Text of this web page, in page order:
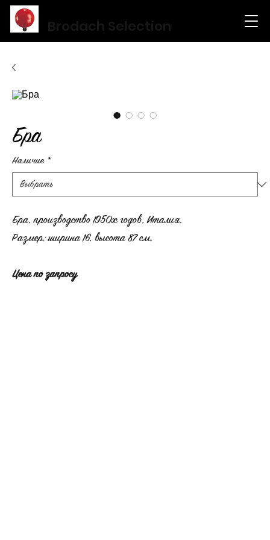
Brodach Selection
Бра
Наличие *
Бра, производство 1950х годов, Италия.
Размер: ширина 16, высота 87 см.
Цена по запросу